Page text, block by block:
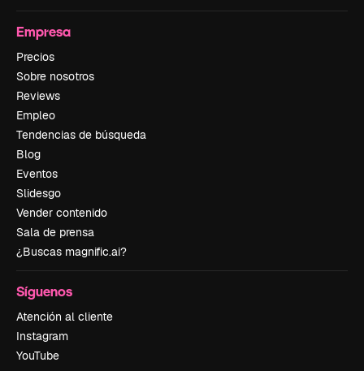
Empresa
Precios
Sobre nosotros
Reviews
Empleo
Tendencias de búsqueda
Blog
Eventos
Slidesgo
Vender contenido
Sala de prensa
¿Buscas magnific.ai?
Síguenos
Atención al cliente
Instagram
YouTube